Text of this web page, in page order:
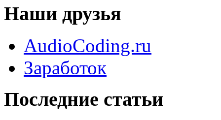
Наши друзья
AudioCoding.ru
Заработок
Последние статьи